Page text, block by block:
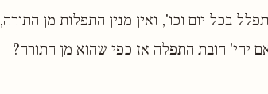
בכל יום וכו', ואין מנין התפלות מן התורה,
יהי' חובת התפלה אז כפי שהוא מן התורה?